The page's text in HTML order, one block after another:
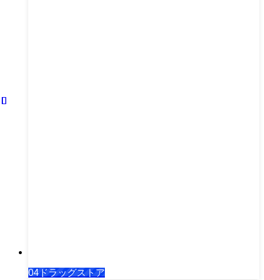
04ドラッグストア